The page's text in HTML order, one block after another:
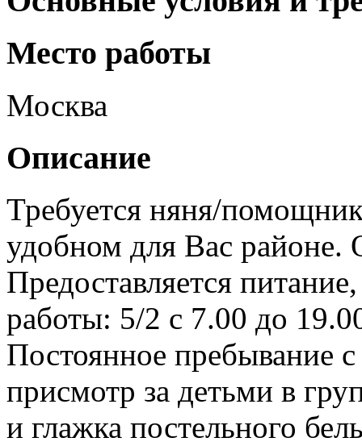
Место работы
Москва
Описание
Требуется няня/
удобном для Вас
Предоставляется
работы: 5/2 с 7.00 до
Постоянное пребывание
присмотр за детьми в
и глажка постельного